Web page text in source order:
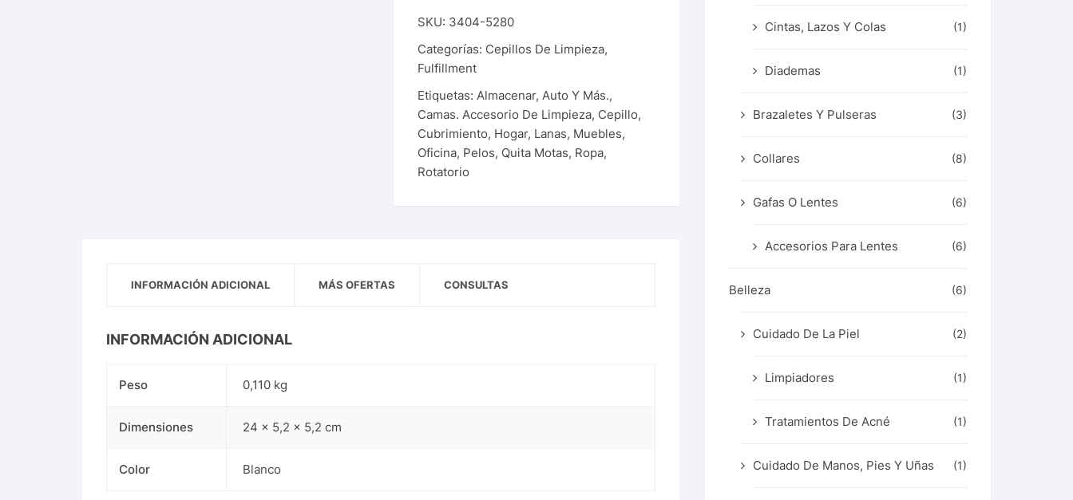
SKU: 3404-5280
Categorías: Cepillos De Limpieza,
Fulfillment
Etiquetas: Almacenar, Auto Y Más.,
Camas. Accesorio De Limpieza, Cepillo,
Cubrimiento, Hogar, Lanas, Muebles,
Oficina, Pelos, Quita Motas, Ropa,
Rotatorio
INFORMACIÓN ADICIONAL MÁS OFERTAS CONSULTAS
INFORMACIÓN ADICIONAL
Peso 0,110 kg
Dimensiones 24 × 5,2 × 5,2 cm
Color Blanco
Cintas, Lazos Y Colas (1)
Diademas (1)
Brazaletes Y Pulseras (3)
Collares (8)
Gafas O Lentes (6)
Accesorios Para Lentes (6)
Belleza (6)
Cuidado De La Piel (2)
Limpiadores (1)
Tratamientos De Acné (1)
Cuidado De Manos, Pies Y Uñas (1)